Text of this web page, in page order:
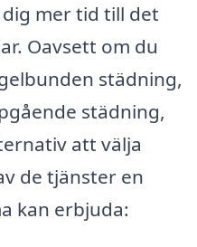
mer tid till det
Oavsett om du
städning,
städning,
att välja
de tjänster en
kan erbjuda: